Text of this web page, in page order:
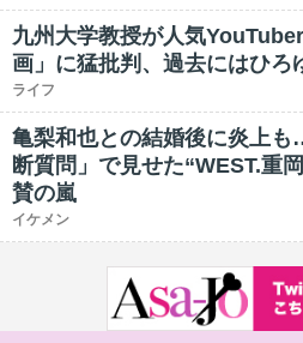
九州大学教授が人気
画」に猛批判、過去にはひ
ライフ
亀梨和也との結婚後に炎上
断質問」で見せた“WEST.重
賛の嵐
イケメン